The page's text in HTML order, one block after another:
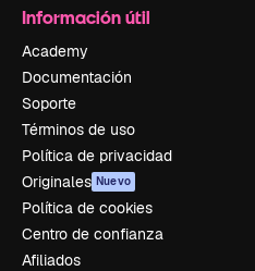
Información útil
Academy
Documentación
Soporte
Términos de uso
Política de privacidad
Originales Nuevo
Política de cookies
Centro de confianza
Afiliados